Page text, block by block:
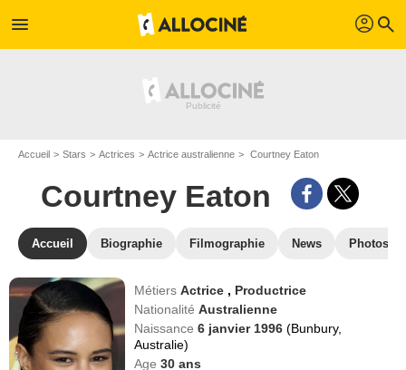
menu profil search
Accueil Stars Actrices Actrice australienne Courtney Eaton
Courtney Eaton
Accueil Biographie Filmographie News Photos
MétiersActrice , Productrice
NationalitéAustralienne
Naissance6 janvier 1996(Bunbury,
Australie)
Age30 ans